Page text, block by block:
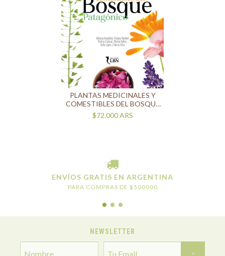
PLANTAS MEDICINALES Y
COMESTIBLES DEL BOSQUE
PATAGÓNICO - PARTE I -
EXÓTICAS
$72.000ARS
ENVÍOS GRATIS EN ARGENTINA
PARA COMPRAS DE $500000
NEWSLETTER